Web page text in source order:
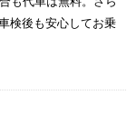
検後も安心してお乗